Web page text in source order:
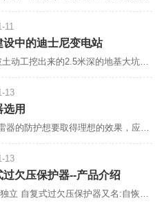
11
设中的迪士尼变电站
13
选用
13
过欠压保护器--产品介绍